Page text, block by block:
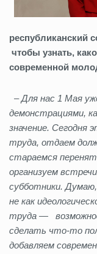
республиканский
чтобы узнать,
современной
–Для нас 1 Мая
демонстрациями,
значение. Сегодня
труда, отдаем
стараемся
организуем
субботники.
не как
труда —
сделать что‑то
добавляем